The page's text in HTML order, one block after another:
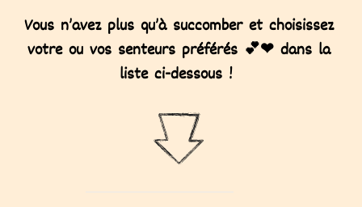
Vous n’avez plus qu’à succomber et choisissez
votre ou vos senteurs préférés 💕❤ dans la
liste ci-dessous !